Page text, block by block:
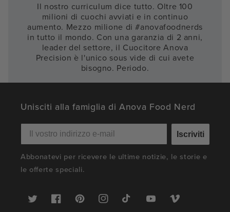
Il nostro curriculum dice tutto. Oltre 100
milioni di cuochi avviati e in continuo
aumento. Mezzo milione di #anovafoodnerds
in tutto il mondo. Con una garanzia di 2 anni,
leader del settore, il Cuocitore Anova
Precision è l'unico sous vide di cui avete
bisogno. Periodo.
Unisciti alla famiglia di Anova Food Nerd
Iscriviti
Abbonatevi per ricevere le ultime notizie, le storie e
le offerte speciali.
Twitter FacebookPinterestInstagramTikTok YouTubeVimeo